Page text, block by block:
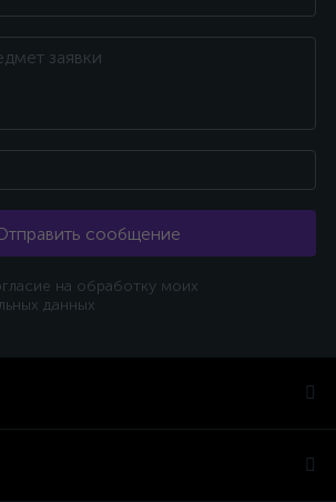
сообщение
на обработку моих
данных